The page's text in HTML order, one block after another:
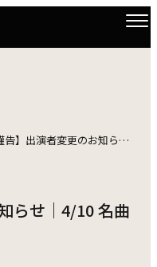
】出演者変更のお知らせ｜4/10 名曲全集 第166回
らせ｜4/10 名曲